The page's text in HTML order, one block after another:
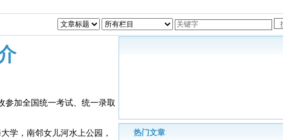
参加全国统一考试、统一录取
，南邻女儿河水上公园，
热门文章